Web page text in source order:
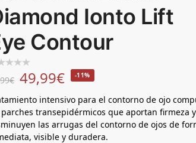
Ionto Lift
Contour
€ 49,99€ -11%
intensivo para el contorno de ojo
transepidérmicos que aportan firmeza y
las arrugas del contorno de ojos de
visible y duradera.